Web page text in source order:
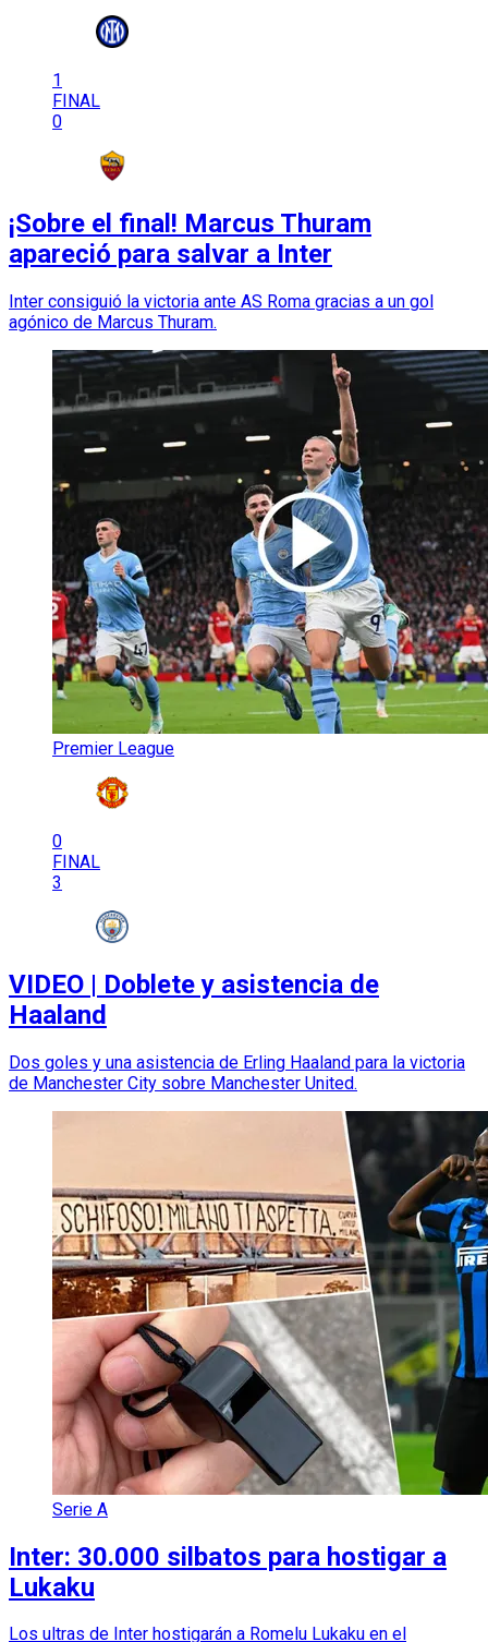
1
FINAL
0
¡Sobre el final! Marcus Thuram
apareció para salvar a Inter
Inter consiguió la victoria ante AS Roma gracias a un gol
agónico de Marcus Thuram.
Premier League
0
FINAL
3
VIDEO | Doblete y asistencia de
Haaland
Dos goles y una asistencia de Erling Haaland para la victoria
de Manchester City sobre Manchester United.
Serie A
Inter: 30.000 silbatos para hostigar a
Lukaku
Los ultras de Inter hostigarán a Romelu Lukaku en el